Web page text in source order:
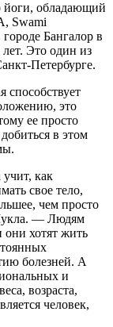
обладающий
Swami
Бангалор в
Это один из
Петербурге.
способствует
это
ее просто
в этом
как
свое тело,
чем просто
— Людям
они хотят жить
болезней. А
и
возраста,
человек,